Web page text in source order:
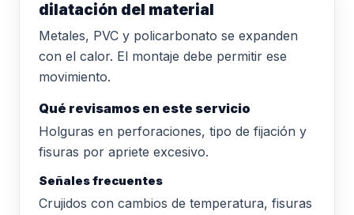
dilatación del material
Metales, PVC y policarbonato se expanden
con el calor. El montaje debe permitir ese
movimiento.
Qué revisamos en este servicio
Holguras en perforaciones, tipo de fijación y
fisuras por apriete excesivo.
Señales frecuentes
Crujidos con cambios de temperatura, fisuras